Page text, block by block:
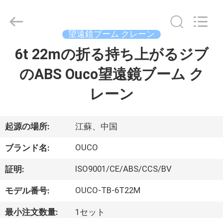
品
ビ
デ
オ
2020
INTERNATIONAL
GROUP
望遠鏡ブーム クレーン
6t 22mの折る持ち上がるジブ
のABS Ouco望遠鏡ブーム ク
レーン
起源の場所: 江蘇、中国
ブランド名: OUCO
証明: ISO9001/CE/ABS/CCS/BV
モデル番号: OUCO-TB-6T22M
最小注文数量: 1セット